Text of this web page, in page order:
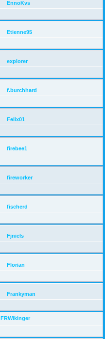
EnnoKvs
Etienne95
explorer
f.burchhard
Felix01
firebee1
fireworker
fischerd
Fjniels
Florian
Frankyman
FRWikinger